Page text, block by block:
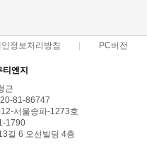
인정보처리방침 PC버전
엔지
근
81-86747
서울송파-1273호
1790
길 6 오선빌딩 4층